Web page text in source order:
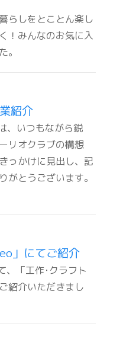
らしをとことん楽し
！みんなのお気に入
。
紹介
、いつもながら鋭
リオクラブの構想
っかけに見出し、記
がとうございます。
」にてご紹介
「工作･クラフト
紹介いただきまし